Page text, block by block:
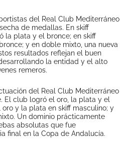
del Real Club Mediterráneo
de medallas. En skiff
la plata y el bronce; en skiff
y en doble mixto, una nueva
resultados reflejan el buen
la entidad y el alto
remeros.
del Real Club Mediterráneo
El club logró el oro, la plata y el
y la plata en skiff masculino; y
Un dominio prácticamente
absolutas que fue
final en la Copa de Andalucía.